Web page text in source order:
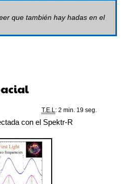
que también hay hadas en el
T.E.L: 2 min. 19 seg.
con el Spektr-R